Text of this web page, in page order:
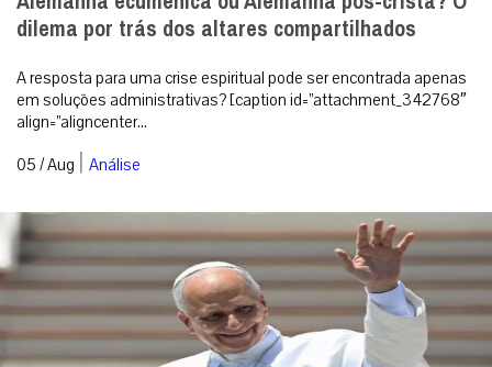
dilema por trás dos altares compartilhados
A resposta para uma crise espiritual pode ser encontrada apenas
em soluções administrativas? [caption id=”attachment_342768″
align=”aligncenter...
05 / Aug | Análise